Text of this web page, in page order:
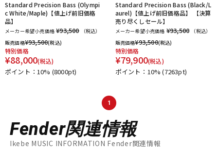
Standard Precision Bass (Olympi
c White/Maple)【値上げ前旧価格
品】
メーカー希望小売価格 ¥93,500
（税込）
販売価格¥93,500(税込)
特別価格
¥88,000(税込)
ポイント：10% (8000pt)
Standard Precision Bass (Black/L
aurel)【値上げ前旧価格品】 【決算
売り尽くしセール】
メーカー希望小売価格 ¥93,500
（税込）
販売価格¥93,500(税込)
特別価格
¥79,900(税込)
ポイント：10%(7263pt)
1
Fender関連情報
Ikebe MUSIC INFORMATION Fender関連情報